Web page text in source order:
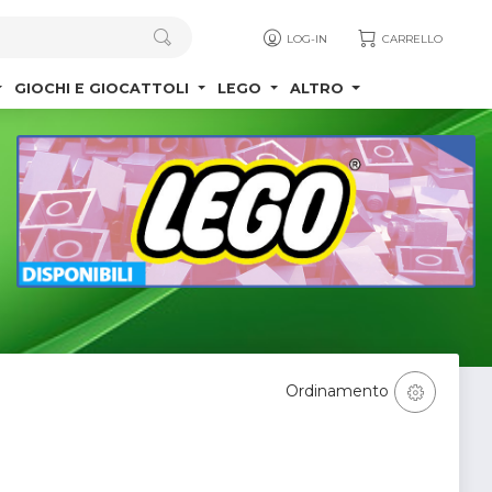
LOG-IN CARRELLO
GIOCHI E GIOCATTOLI LEGO ALTRO
Ordinamento